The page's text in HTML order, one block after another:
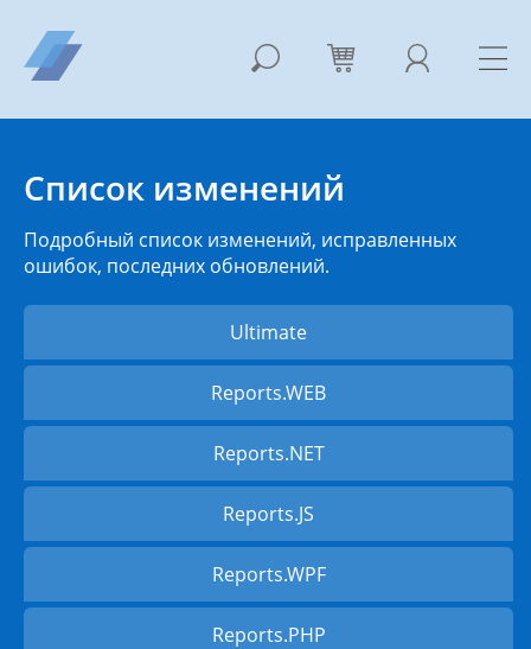
Список изменений
Подробный список изменений, исправленных
ошибок, последних обновлений.
Ultimate
Reports.WEB
Reports.NET
Reports.JS
Reports.WPF
Reports.PHP